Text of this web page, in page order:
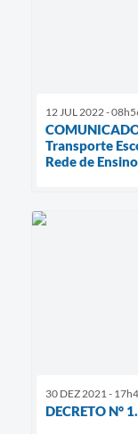
12 JUL 2022 -
Transporte
Rede de
30 DEZ 2021 -
DECRETO N°